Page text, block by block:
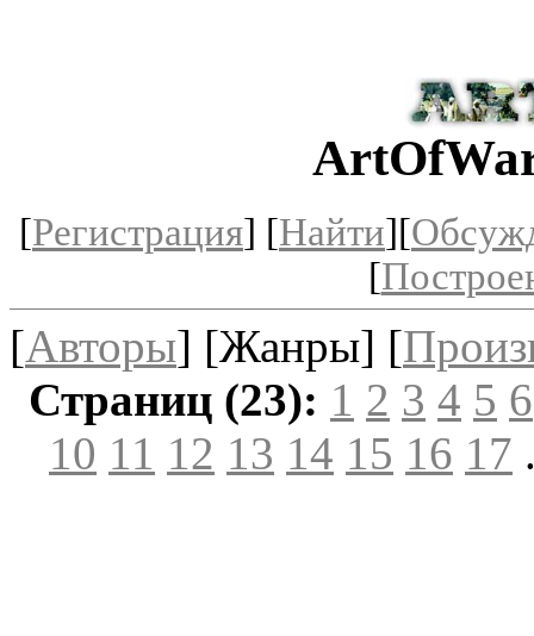
[Регистрация] [Найти][
[
[Авторы] [Жанры] [
Страниц (23): 1 2 3 4 5 6
10 11 12 13 14 15 16 17